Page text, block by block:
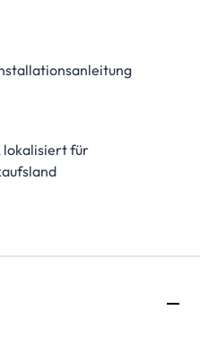
lokalisiert für